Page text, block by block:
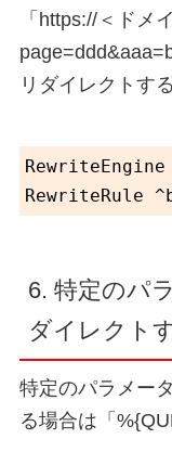
「https://＜ドメ
リダイレクトす
RewriteEngine
6. 特定のパ
ダイレクト
特定のパラメー
る場合は「